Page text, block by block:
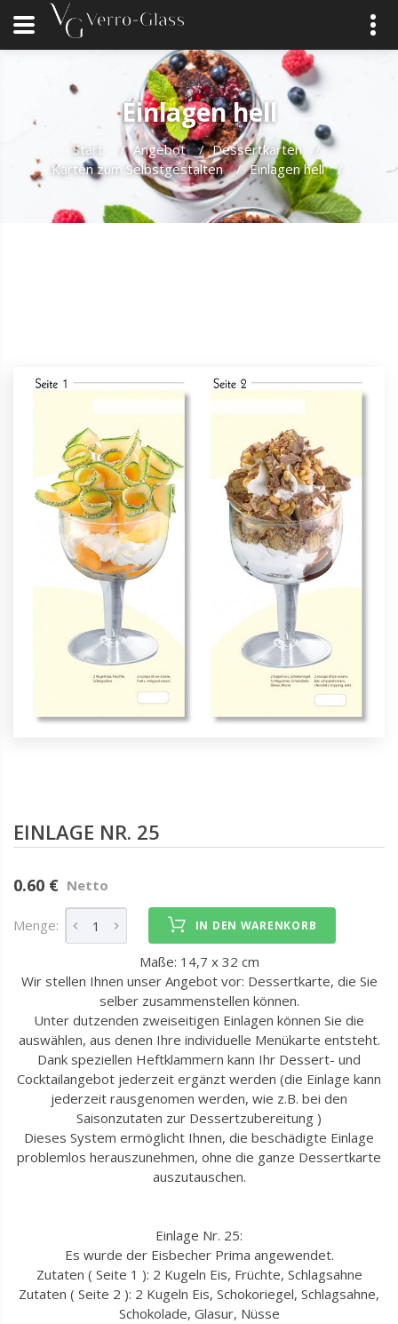
Einlagen hell
Start / Angebot / Dessertkarten
/
Karten zum Selbstgestalten
/ Einlagen hell /
EINLAGE NR. 25
0.60 € Netto
Menge: IN DEN WARENKORB
Maße: 14,7 x 32 cm
Wir stellen Ihnen unser Angebot vor: Dessertkarte, die Sie
selber zusammenstellen können.
Unter dutzenden zweiseitigen Einlagen können Sie die
auswählen, aus denen Ihre individuelle Menükarte entsteht.
Dank speziellen Heftklammern kann Ihr Dessert- und
Cocktailangebot jederzeit ergänzt werden (die Einlage kann
jederzeit rausgenomen werden, wie z.B. bei den
Saisonzutaten zur Dessertzubereitung )
Dieses System ermöglicht Ihnen, die beschädigte Einlage
problemlos herauszunehmen, ohne die ganze Dessertkarte
auszutauschen.
Einlage Nr. 25:
Es wurde der Eisbecher Prima angewendet.
Zutaten ( Seite 1 ): 2 Kugeln Eis, Früchte, Schlagsahne
Zutaten ( Seite 2 ): 2 Kugeln Eis, Schokoriegel, Schlagsahne,
Schokolade, Glasur, Nüsse